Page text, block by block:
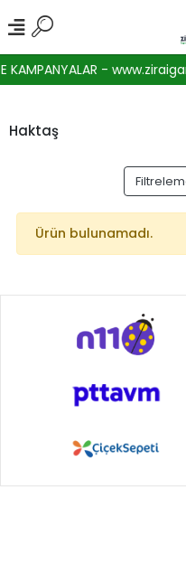
KAMPANYALAR -
Haktaş
Ürün bulunamadı.